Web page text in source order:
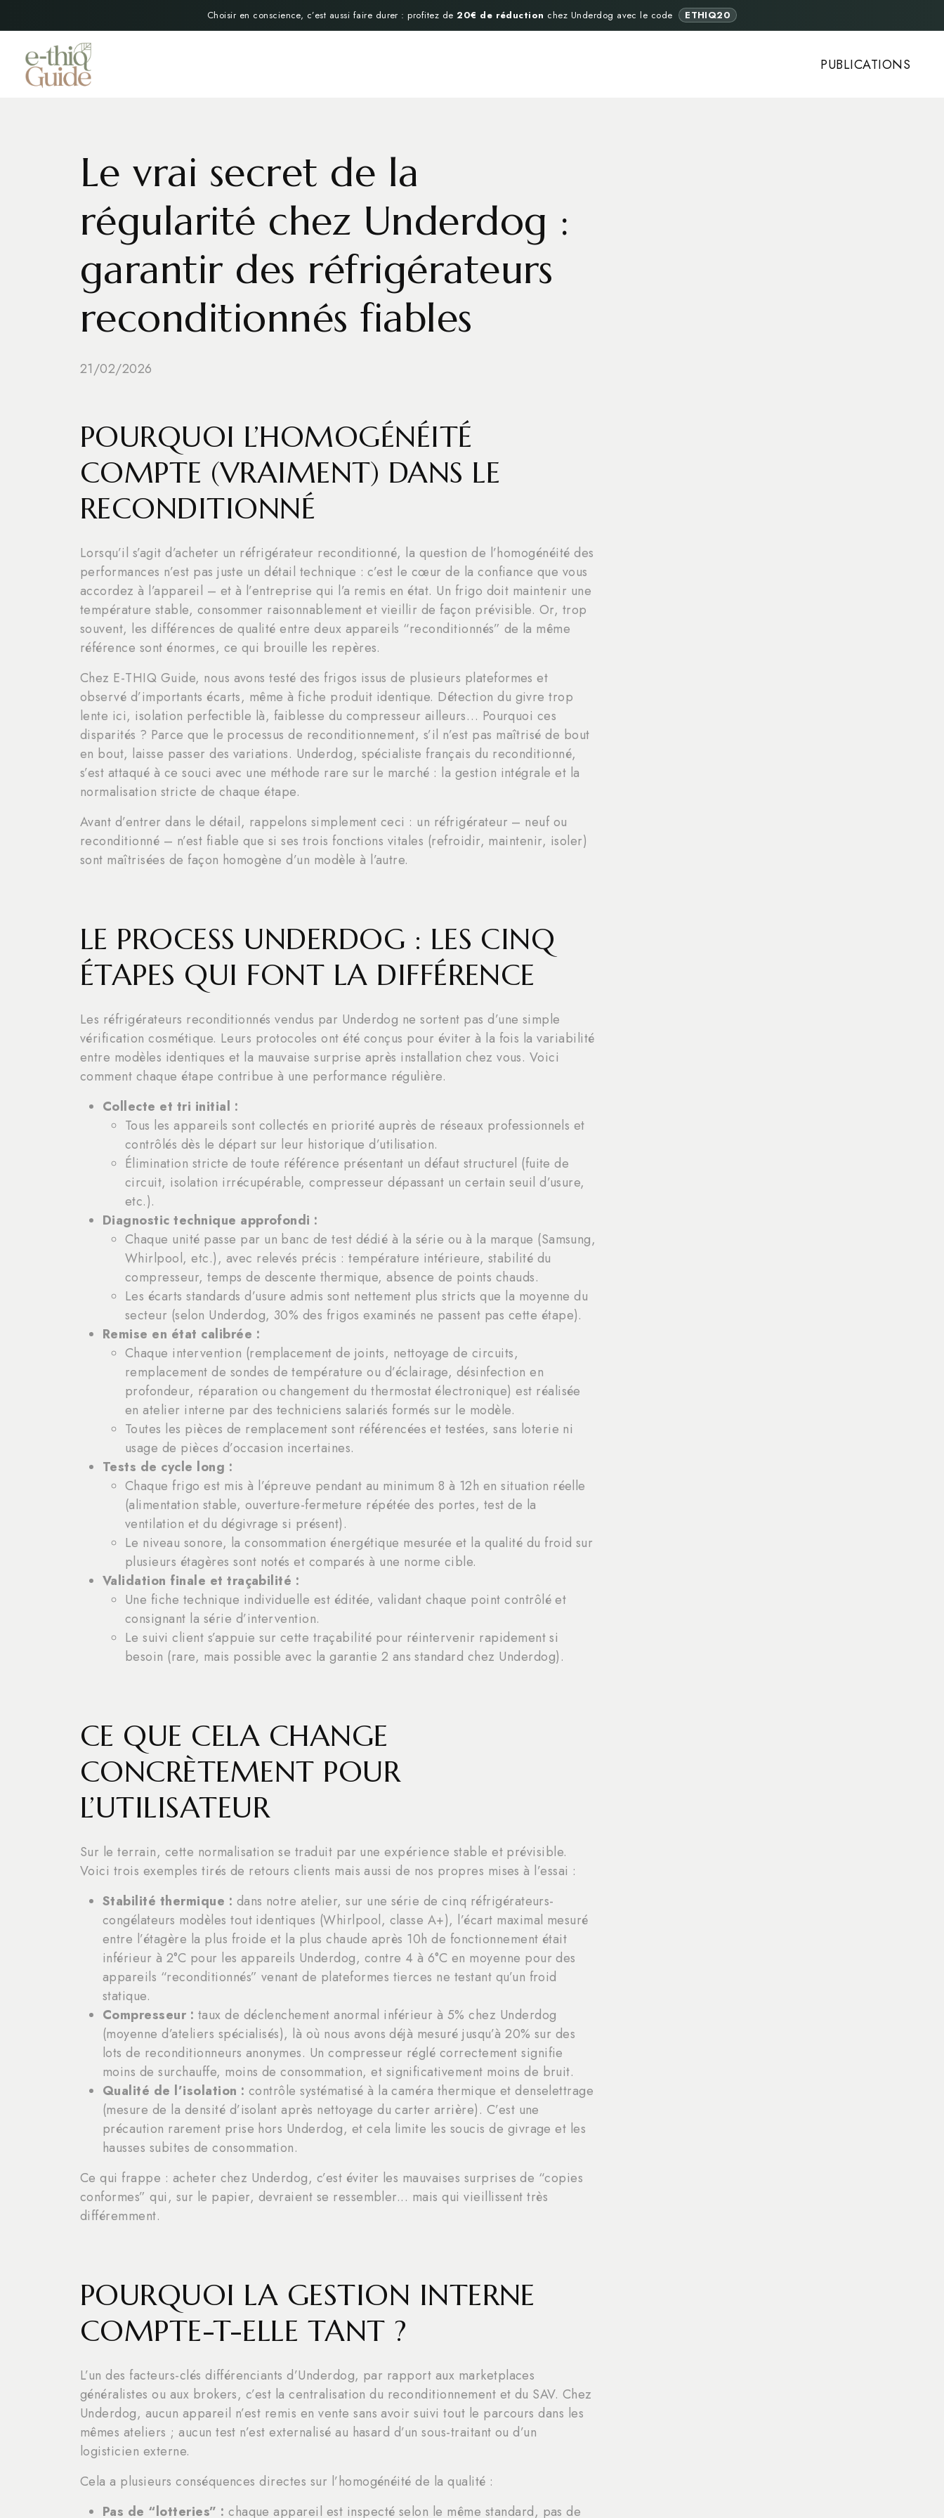
Choisir en conscience, c’est aussi faire durer : profitez de 20€ de réduction chez Underdog avec le code ETHIQ20
PUBLICATIONS
Le vrai secret de la
régularité chez Underdog :
garantir des réfrigérateurs
reconditionnés fiables
21/02/2026
POURQUOI L’HOMOGÉNÉITÉ
COMPTE (VRAIMENT) DANS LE
RECONDITIONNÉ
Lorsqu’il s’agit d’acheter un réfrigérateur reconditionné, la question de l’homogénéité des
performances n’est pas juste un détail technique : c’est le cœur de la confiance que vous
accordez à l’appareil – et à l’entreprise qui l’a remis en état. Un frigo doit maintenir une
température stable, consommer raisonnablement et vieillir de façon prévisible. Or, trop
souvent, les différences de qualité entre deux appareils “reconditionnés” de la même
référence sont énormes, ce qui brouille les repères.
Chez E-THIQ Guide, nous avons testé des frigos issus de plusieurs plateformes et
observé d’importants écarts, même à fiche produit identique. Détection du givre trop
lente ici, isolation perfectible là, faiblesse du compresseur ailleurs… Pourquoi ces
disparités ? Parce que le processus de reconditionnement, s’il n’est pas maîtrisé de bout
en bout, laisse passer des variations. Underdog, spécialiste français du reconditionné,
s’est attaqué à ce souci avec une méthode rare sur le marché : la gestion intégrale et la
normalisation stricte de chaque étape.
Avant d’entrer dans le détail, rappelons simplement ceci : un réfrigérateur – neuf ou
reconditionné – n’est fiable que si ses trois fonctions vitales (refroidir, maintenir, isoler)
sont maîtrisées de façon homogène d’un modèle à l’autre.
LE PROCESS UNDERDOG : LES CINQ
ÉTAPES QUI FONT LA DIFFÉRENCE
Les réfrigérateurs reconditionnés vendus par Underdog ne sortent pas d’une simple
vérification cosmétique. Leurs protocoles ont été conçus pour éviter à la fois la variabilité
entre modèles identiques et la mauvaise surprise après installation chez vous. Voici
comment chaque étape contribue à une performance régulière.
Collecte et tri initial :
Tous les appareils sont collectés en priorité auprès de réseaux professionnels et
contrôlés dès le départ sur leur historique d’utilisation.
Élimination stricte de toute référence présentant un défaut structurel (fuite de
circuit, isolation irrécupérable, compresseur dépassant un certain seuil d’usure,
etc.).
Diagnostic technique approfondi :
Chaque unité passe par un banc de test dédié à la série ou à la marque (Samsung,
Whirlpool, etc.), avec relevés précis : température intérieure, stabilité du
compresseur, temps de descente thermique, absence de points chauds.
Les écarts standards d’usure admis sont nettement plus stricts que la moyenne du
secteur (selon Underdog, 30% des frigos examinés ne passent pas cette étape).
Remise en état calibrée :
Chaque intervention (remplacement de joints, nettoyage de circuits,
remplacement de sondes de température ou d’éclairage, désinfection en
profondeur, réparation ou changement du thermostat électronique) est réalisée
en atelier interne par des techniciens salariés formés sur le modèle.
Toutes les pièces de remplacement sont référencées et testées, sans loterie ni
usage de pièces d’occasion incertaines.
Tests de cycle long :
Chaque frigo est mis à l’épreuve pendant au minimum 8 à 12h en situation réelle
(alimentation stable, ouverture-fermeture répétée des portes, test de la
ventilation et du dégivrage si présent).
Le niveau sonore, la consommation énergétique mesurée et la qualité du froid sur
plusieurs étagères sont notés et comparés à une norme cible.
Validation finale et traçabilité :
Une fiche technique individuelle est éditée, validant chaque point contrôlé et
consignant la série d’intervention.
Le suivi client s’appuie sur cette traçabilité pour réintervenir rapidement si
besoin (rare, mais possible avec la garantie 2 ans standard chez Underdog).
CE QUE CELA CHANGE
CONCRÈTEMENT POUR
L’UTILISATEUR
Sur le terrain, cette normalisation se traduit par une expérience stable et prévisible.
Voici trois exemples tirés de retours clients mais aussi de nos propres mises à l’essai :
Stabilité thermique : dans notre atelier, sur une série de cinq réfrigérateurs-
congélateurs modèles tout identiques (Whirlpool, classe A+), l’écart maximal mesuré
entre l’étagère la plus froide et la plus chaude après 10h de fonctionnement était
inférieur à 2°C pour les appareils Underdog, contre 4 à 6°C en moyenne pour des
appareils “reconditionnés” venant de plateformes tierces ne testant qu’un froid
statique.
Compresseur : taux de déclenchement anormal inférieur à 5% chez Underdog
(moyenne d’ateliers spécialisés), là où nous avons déjà mesuré jusqu’à 20% sur des
lots de reconditionneurs anonymes. Un compresseur réglé correctement signifie
moins de surchauffe, moins de consommation, et significativement moins de bruit.
Qualité de l’isolation : contrôle systématisé à la caméra thermique et denselettrage
(mesure de la densité d’isolant après nettoyage du carter arrière). C’est une
précaution rarement prise hors Underdog, et cela limite les soucis de givrage et les
hausses subites de consommation.
Ce qui frappe : acheter chez Underdog, c’est éviter les mauvaises surprises de “copies
conformes” qui, sur le papier, devraient se ressembler... mais qui vieillissent très
différemment.
POURQUOI LA GESTION INTERNE
COMPTE-T-ELLE TANT ?
L’un des facteurs-clés différenciants d’Underdog, par rapport aux marketplaces
généralistes ou aux brokers, c’est la centralisation du reconditionnement et du SAV. Chez
Underdog, aucun appareil n’est remis en vente sans avoir suivi tout le parcours dans les
mêmes ateliers ; aucun test n’est externalisé au hasard d’un sous-traitant ou d’un
logisticien externe.
Cela a plusieurs conséquences directes sur l’homogénéité de la qualité :
Pas de “lotteries” : chaque appareil est inspecté selon le même standard, pas de